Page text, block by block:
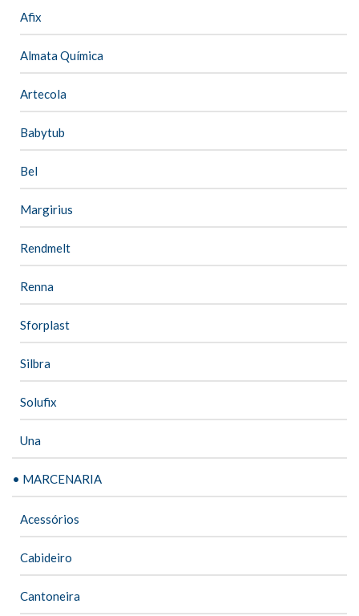
Afix
Almata Química
Artecola
Babytub
Bel
Margirius
Rendmelt
Renna
Sforplast
Silbra
Solufix
Una
• MARCENARIA
Acessórios
Cabideiro
Cantoneira